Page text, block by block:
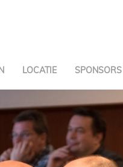
LOCATIE SPONSORS